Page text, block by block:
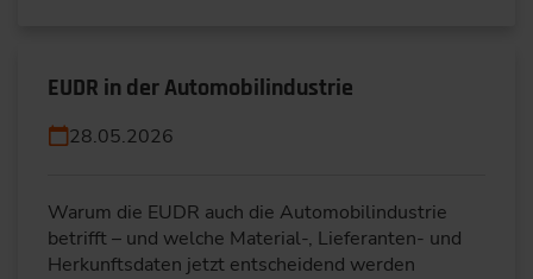
EUDR in der Automobilindustrie
28.05.2026
Warum die EUDR auch die Automobilindustrie
betrifft – und welche Material-, Lieferanten- und
Herkunftsdaten jetzt entscheidend werden